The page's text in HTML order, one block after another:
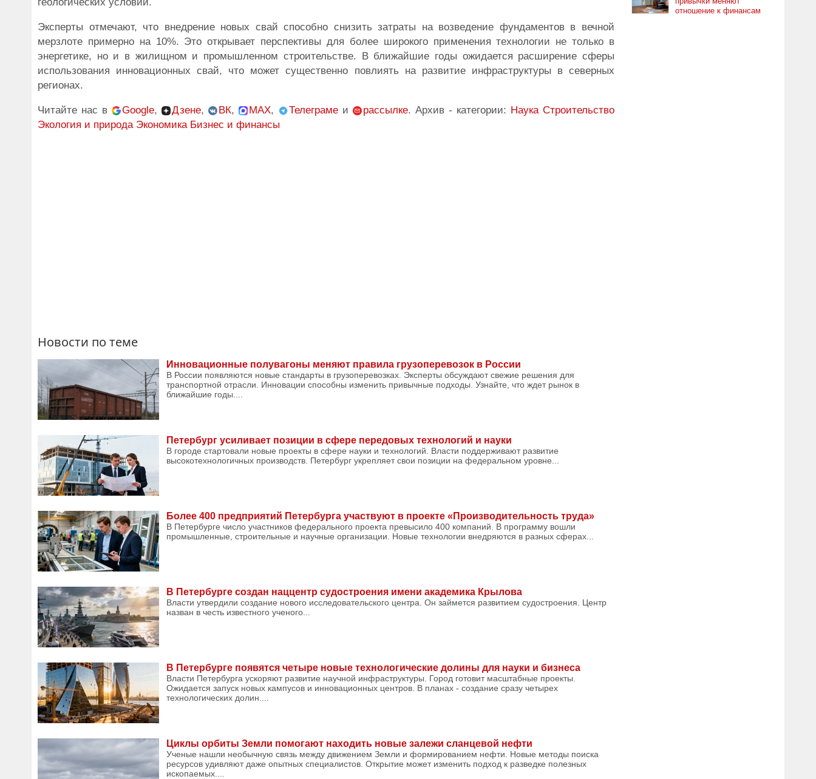
Эксперты отмечают, что внедрение новых свай способно снизить затраты на возведение фундаментов в вечной
мерзлоте примерно на 10%. Это открывает перспективы для более широкого применения технологии не только в
энергетике, но и в жилищном и промышленном строительстве. В ближайшие годы ожидается расширение сферы
использования инновационных свай, что может существенно повлиять на развитие инфраструктуры в северных
регионах.
Читайте нас в Google, Дзене, ВК, MAX, Телеграмеи рассылке. Архив - категории: Наука Строительство
Экология и природа Экономика Бизнес и финансы
Новости по теме
Инновационные полувагоны меняют правила грузоперевозок в России
В России появляются новые стандарты в грузоперевозках. Эксперты обсуждают свежие решения для
транспортной отрасли. Инновации способны изменить привычные подходы. Узнайте, что ждет рынок в
ближайшие годы....
Петербург усиливает позиции в сфере передовых технологий и науки
В городе стартовали новые проекты в сфере науки и технологий. Власти поддерживают развитие
высокотехнологичных производств. Петербург укрепляет свои позиции на федеральном уровне...
Более 400 предприятий Петербурга участвуют в проекте «Производительность труда»
В Петербурге число участников федерального проекта превысило 400 компаний. В программу вошли
промышленные, строительные и научные организации. Новые технологии внедряются в разных сферах...
В Петербурге создан наццентр судостроения имени академика Крылова
Власти утвердили создание нового исследовательского центра. Он займется развитием судостроения. Центр
назван в честь известного ученого...
В Петербурге появятся четыре новые технологические долины для науки и бизнеса
Власти Петербурга ускоряют развитие научной инфраструктуры. Город готовит масштабные проекты.
Ожидается запуск новых кампусов и инновационных центров. В планах - создание сразу четырех
технологических долин....
Циклы орбиты Земли помогают находить новые залежи сланцевой нефти
Ученые нашли необычную связь между движением Земли и формированием нефти. Новые методы поиска
ресурсов удивляют даже опытных специалистов. Открытие может изменить подход к разведке полезных
ископаемых....
отношение к финансам